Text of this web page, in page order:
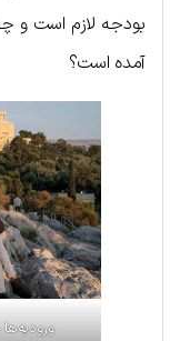
بودجه لازم است و
آمده است؟